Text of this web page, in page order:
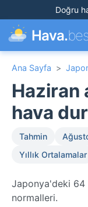
Doğru
Hava.
Ana Sayfa >
Haziran
hava
Tahmin
Yıllık Ortalamalar
Japonya'deki 64
normalleri.